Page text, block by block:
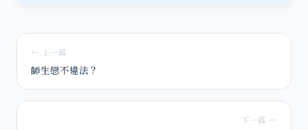
← 上一篇
師生戀不違法？
下一篇 →